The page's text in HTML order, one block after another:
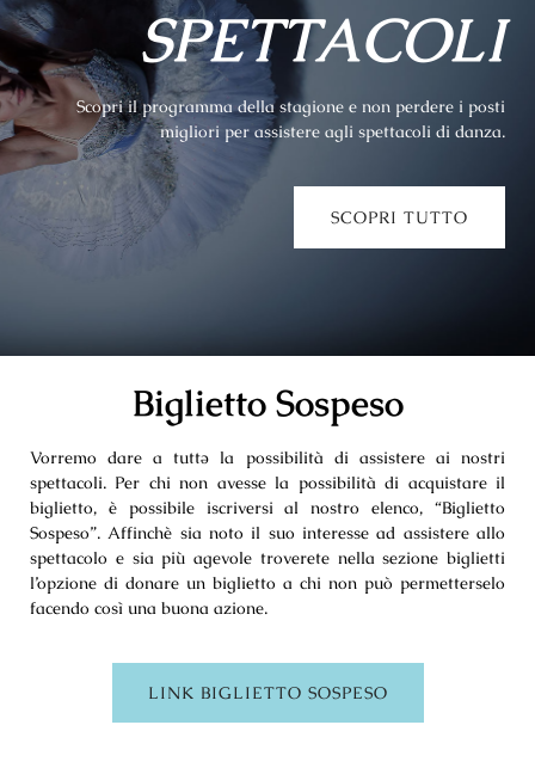
SPETTACOLI
Scopri il programma della stagione e non perdere i posti
migliori per assistere agli spettacoli di danza.
SCOPRI TUTTO
Biglietto Sospeso
Vorremo dare a tuttə la possibilità di assistere ai nostri
spettacoli. Per chi non avesse la possibilità di acquistare il
biglietto, è possibile iscriversi al nostro elenco, “Biglietto
Sospeso”. Affinchè sia noto il suo interesse ad assistere allo
spettacolo e sia più agevole troverete nella sezione biglietti
l’opzione di donare un biglietto a chi non può permetterselo
facendo così una buona azione.
LINK BIGLIETTO SOSPESO